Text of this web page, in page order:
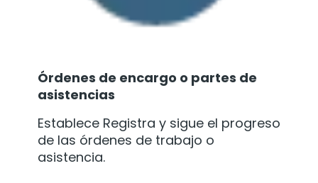
Órdenes de encargo o partes de
asistencias
Establece Registra y sigue el progreso
de las órdenes de trabajo o
asistencia.